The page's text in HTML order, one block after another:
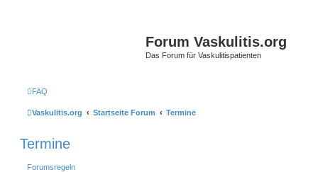
Forum Vaskulitis.org
Das Forum für Vaskulitispatienten
FAQ
Vaskulitis.org Startseite Forum Termine
Termine
Forumsregeln